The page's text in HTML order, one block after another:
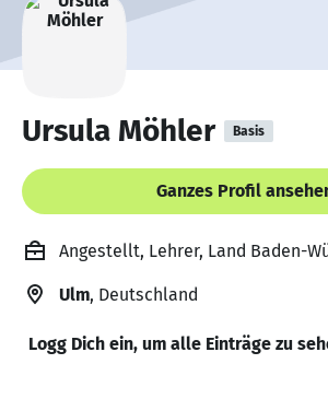
Ursula Möhler Basis
Ganzes Profil
Angestellt, Lehrer, Land Baden-
Ulm, Deutschland
Logg Dich ein, um alle Einträge zu